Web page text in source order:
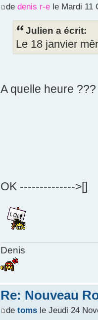
de denis r-ele Mardi 11
Julien a écrit:
Le 18 janvier
A quelle heure ???
OK -------------->[]
Denis
Re: Nouveau
de tomsle Jeudi 24